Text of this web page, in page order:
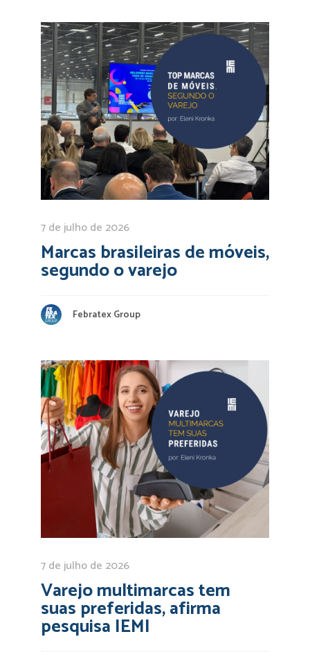
7 de julho de 2026
Marcas brasileiras de móveis,
segundo o varejo
Febratex Group
7 de julho de 2026
Varejo multimarcas tem
suas preferidas, afirma
pesquisa IEMI